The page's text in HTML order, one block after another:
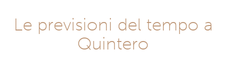
Le previsioni del tempo a
Quintero